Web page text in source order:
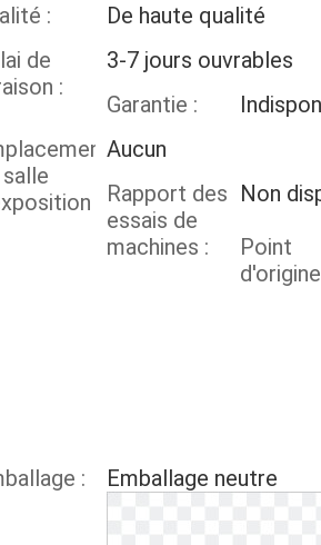
:
De haute qualité
de
:
3-7 jours ouvrables
Garantie :
:
Aucun
Rapport des
essais de
machines :
Non
Point
:
Emballage neutre